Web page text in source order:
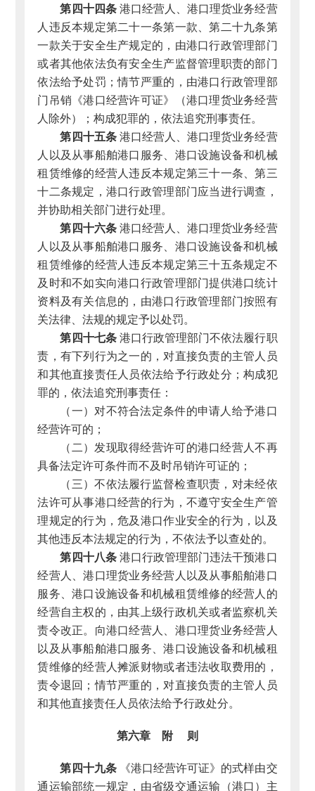
第四十四条港口经营人、港口理货业务经营
人违反本规定第二十一条第一款、第二十九条第
一款关于安全生产规定的，由港口行政管理部门
或者其他依法负有安全生产监督管理职责的部门
依法给予处罚；情节严重的，由港口行政管理部
门吊销《港口经营许可证》（港口理货业务经营
人除外）；构成犯罪的，依法追究刑事责任。
第四十五条港口经营人、港口理货业务经营
人以及从事船舶港口服务、港口设施设备和机械
租赁维修的经营人违反本规定第三十一条、第三
十二条规定，港口行政管理部门应当进行调查，
并协助相关部门进行处理。
第四十六条港口经营人、港口理货业务经营
人以及从事船舶港口服务、港口设施设备和机械
租赁维修的经营人违反本规定第三十五条规定不
及时和不如实向港口行政管理部门提供港口统计
资料及有关信息的，由港口行政管理部门按照有
关法律、法规的规定予以处罚。
第四十七条港口行政管理部门不依法履行职
责，有下列行为之一的，对直接负责的主管人员
和其他直接责任人员依法给予行政处分；构成犯
罪的，依法追究刑事责任：
（一）对不符合法定条件的申请人给予港口
经营许可的；
（二）发现取得经营许可的港口经营人不再
具备法定许可条件而不及时吊销许可证的；
（三）不依法履行监督检查职责，对未经依
法许可从事港口经营的行为，不遵守安全生产管
理规定的行为，危及港口作业安全的行为，以及
其他违反本法规定的行为，不依法予以查处的。
第四十八条港口行政管理部门违法干预港口
经营人、港口理货业务经营人以及从事船舶港口
服务、港口设施设备和机械租赁维修的经营人的
经营自主权的，由其上级行政机关或者监察机关
责令改正。向港口经营人、港口理货业务经营人
以及从事船舶港口服务、港口设施设备和机械租
赁维修的经营人摊派财物或者违法收取费用的，
责令退回；情节严重的，对直接负责的主管人员
和其他直接责任人员依法给予行政处分。
第六章 附 则
第四十九条《港口经营许可证》的式样由交
通运输部统一规定，由省级交通运输（港口）主